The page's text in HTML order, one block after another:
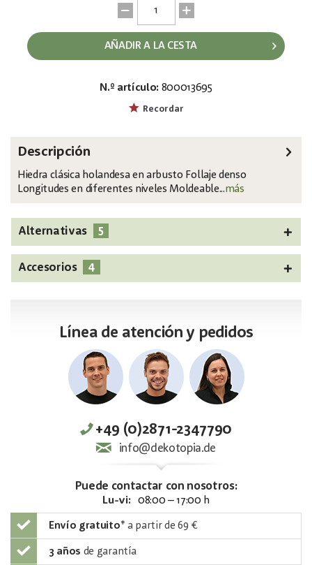
AÑADIR A LA CESTA
N.º artículo: 800013695
Recordar
Descripción
Hiedra clásica holandesa en arbusto Follaje denso
Longitudes en diferentes niveles Moldeable...más
Alternativas 5
Accesorios 4
Línea de atención y pedidos
+49 (0)2871-2347790
info@dekotopia.de
Puede contactar con nosotros:
Lu-vi: 08:00 – 17:00 h
Envío gratuito* a partir de 69 €
3 años de garantía